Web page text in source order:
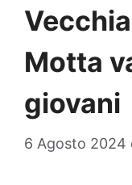
Motta
giovani
6 Agosto 2024